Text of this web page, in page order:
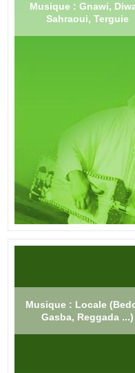
Musique : Gnawi,
Sahraoui, Terguie
Musique : Locale
Gasba, Reggada ...)